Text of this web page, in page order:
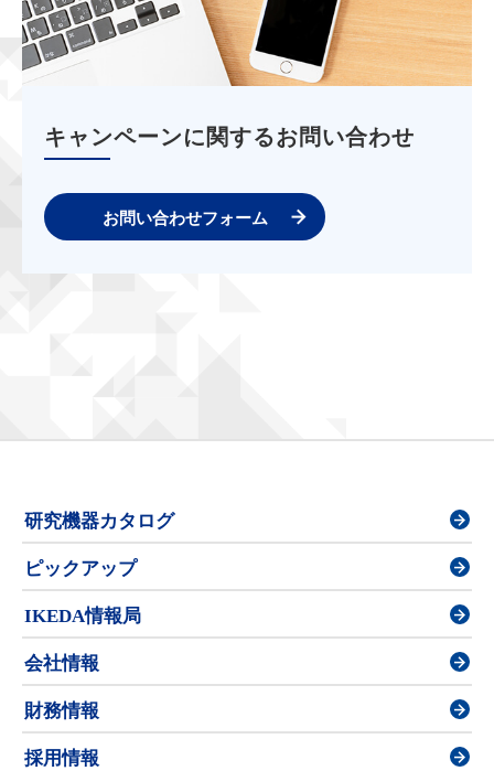
キャンペーンに関するお問い合わせ
お問い合わせフォーム
研究機器カタログ
ピックアップ
IKEDA情報局
会社情報
財務情報
採用情報